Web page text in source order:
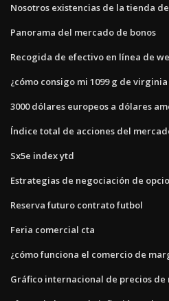
Nosotros existencias de la tienda
Panorama del mercado de bonos
Recogida de efectivo en línea de
¿cómo consigo mi 1099 g de
3000 dólares europeos a dólares
Índice total de acciones del
Sx5e index ytd
Estrategias de negociación de
Reserva futuro contrato futbol
Feria comercial cta
¿cómo funciona el comercio de
Gráfico internacional de precios de